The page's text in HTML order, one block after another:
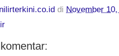
di November